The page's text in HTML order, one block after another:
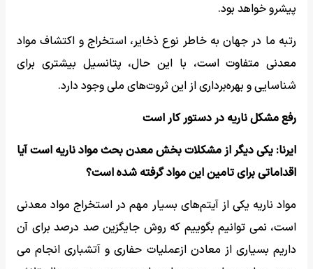
پیشرو خواهد بود.
رتبه ما در جهان به خاطر نوع ذخایر، استخراج و اکتشاف مواد
معدنی متفاوت است، با این حال، پتانسیل بیشتری برای
شناسایی و بهره‌برداری از این ثروت‌های ملی وجود دارد.
رفع مشکل ناریه در دستور کار است
ایرنا: یکی دیگر از مشکلات بخش معدن بحث مواد ناریه است آیا
اقداماتی برای تامین این مواد گرفته شده است؟
مواد ناریه یکی از آیتم‌های بسیار مهم در استخراج مواد معدنی
است، نمی توانیم بگوییم که روش جایگزین صد درصد برای آن
داریم بسیاری از معادن ازعملیات حفاری و آتشباری انجام می